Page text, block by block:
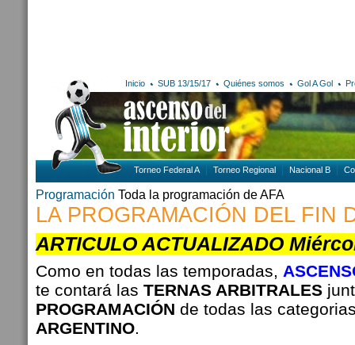
Inicio SUB 13/15/17 Quiénes somos Gol A Gol
Torneo Federal A Torneo Regional Nacional B
Programación Toda la programación de AFA
LA PROGRAMACIÓN DEL FIN
ARTICULO ACTUALIZADO
Como en todas las temporadas,
te contará las TERNAS ARBITRALES
PROGRAMACIÓN de todas las
ARGENTINO.